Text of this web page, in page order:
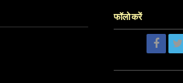
फॉलो करें